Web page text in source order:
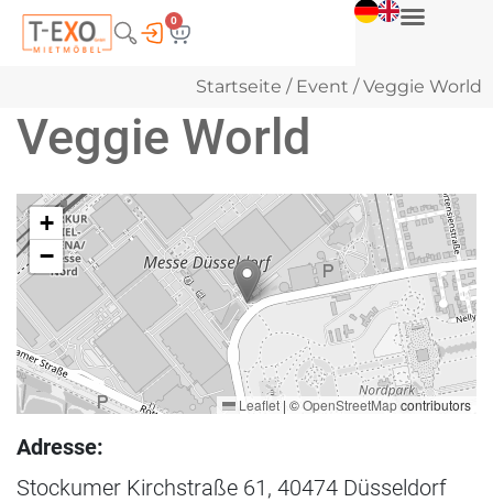
0
Startseite / Event / Veggie World
Veggie World
+
−
Leaflet | ©OpenStreetMapcontributors
Adresse:
Stockumer Kirchstraße 61, 40474 Düsseldorf